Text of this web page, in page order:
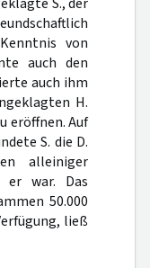
von
auch den
auch ihm
H.
eröffnen. Auf
S. die D.
alleiniger
er war. Das
50.000
ließ